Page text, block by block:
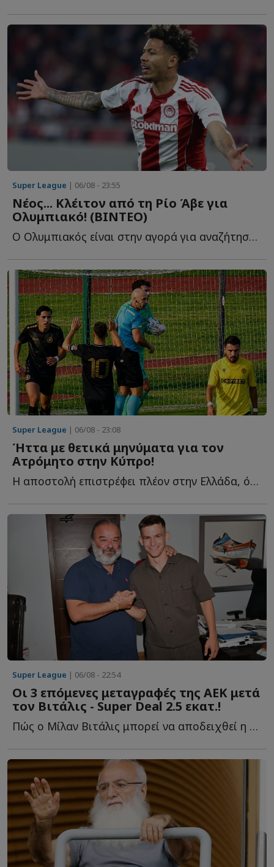
Super League | 06/08 - 23:55
Νέος... Κλέιτον από τη Ρίο Άβε για
Ολυμπιακό! (ΒΙΝΤΕΟ)
Ο Ολυμπιακός είναι στην αγορά για αναζήτηση επιθετικού, λ...
Super League | 06/08 - 23:08
Ήττα με θετικά μηνύματα για τον
Ατρόμητο στην Κύπρο!
Η αποστολή επιστρέφει πλέον στην Ελλάδα, όπου αναμένεται ν...
Super League | 06/08 - 22:54
Οι 3 επόμενες μεταγραφές της ΑΕΚ μετά
τον Βιτάλις - Super Deal 2.5 εκατ.!
Πώς ο Μίλαν Βιτάλις μπορεί να αποδειχθεί η μεταγραφή τ...